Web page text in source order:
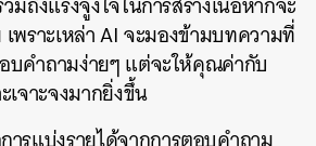
พราะเหล่า AI จะมองข้ามบทความที่
บคำถามง่ายๆ แต่จะให้คุณค่ากับ
เจาะจงมากยิ่งขึ้น